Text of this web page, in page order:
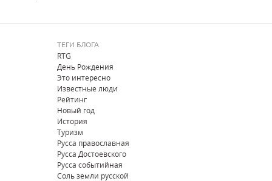
ТЕГИ БЛОГА
RTG
День Рождения
Это интересно
Известные люди
Рейтинг
Новый год
История
Туризм
Русса православная
Русса Достоевского
Русса событийная
Соль земли русской